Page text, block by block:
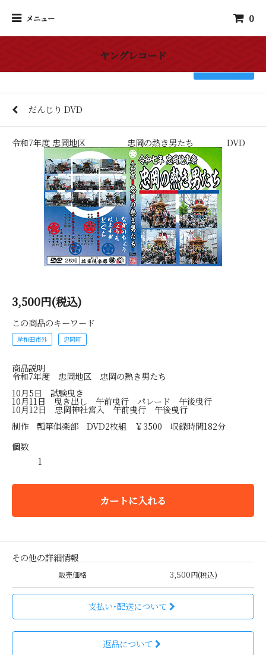
メニュー 0
ヤングレコード
だんじり DVD
令和7年度 忠岡地区 忠岡の熱き男たち DVD
3,500円(税込)
この商品のキーワード
岸和田市外 忠岡町
商品説明
令和7年度 忠岡地区 忠岡の熱き男たち
10月5日 試験曳き
10月11日 曳き出し 午前曵行 パレード 午後曳行
10月12日 忠岡神社宮入 午前曵行 午後曵行
制作 瓢箪俱楽部 DVD2枚組 ￥3500 収録時間182分
個数
カートに入れる
その他の詳細情報
販売価格 3,500円(税込)
支払い・配送について
返品について